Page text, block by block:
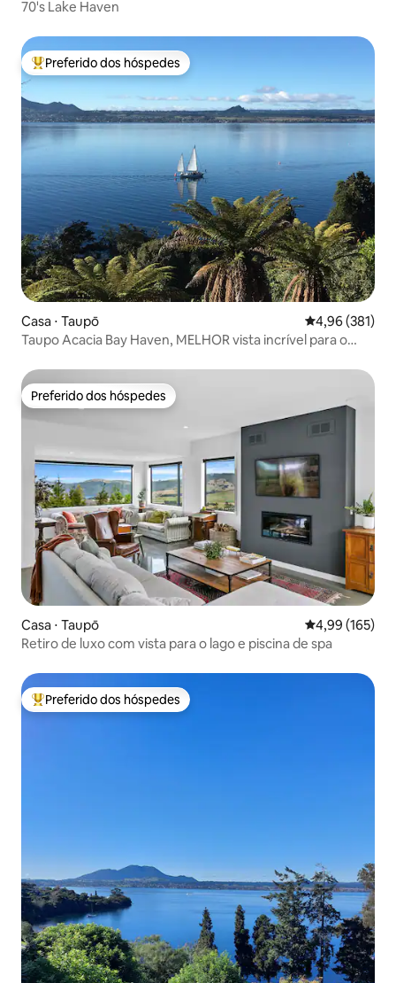
70's Lake Haven
Entre os melhores preferidos dos hóspedes
Preferido dos hóspedes
Casa ⋅ Taupō 4,96 de uma
4,96 (381)
Taupo Acacia Bay Haven, MELHOR vista incrível para o
Preferido dos hóspedes
Preferido dos hóspedes
Casa ⋅ Taupō 4,99 de uma
4,99 (165)
Retiro de luxo com vista para o lago e piscina de spa
Entre os melhores preferidos dos hóspedes
Preferido dos hóspedes